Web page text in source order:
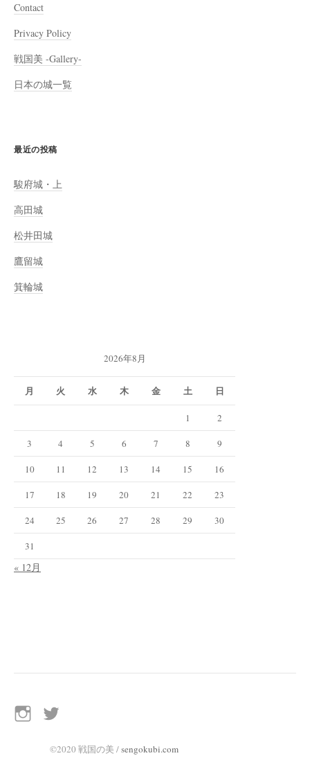
Contact
Privacy Policy
戦国美 -Gallery-
日本の城一覧
最近の投稿
駿府城・上
高田城
松井田城
鷹留城
箕輪城
2026年8月
月 火 水 木 金 土 日
1 2
3 4 5 6 7 8 9
10 11 12 13 14 15 16
17 18 19 20 21 22 23
24 25 26 27 28 29 30
31
« 12月
©2020 戦国の美 /sengokubi.com